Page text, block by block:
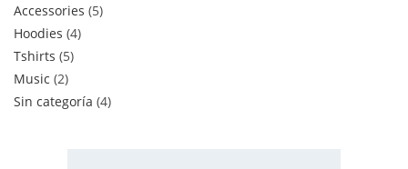
Accessories 5
Hoodies 4
Tshirts 5
Music 2
Sin categoría 4